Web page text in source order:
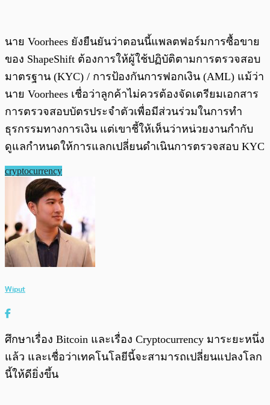
นาย Voorhees ยังยืนยันว่าตอนนี้แพลตฟอร์มการซื้อขาย
ของ ShapeShift ต้องการให้ผู้ใช้ปฏิบัติตามการตรวจสอบ
มาตรฐาน (KYC) / การป้องกันการฟอกเงิน (AML) แม้ว่า
นาย Voorhees เชื่อว่าลูกค้าไม่ควรต้องจัดเตรียมเอกสาร
การตรวจสอบบัตรประจำตัวเพื่อมีส่วนร่วมในการทำ
ธุรกรรมทางการเงิน แต่เขาชี้ให้เห็นว่าหน่วยงานกำกับ
ดูแลกำหนดให้การแลกเปลี่ยนดำเนินการตรวจสอบ KYC
cryptocurrency
Wiput
ศึกษาเรื่อง Bitcoin และเรื่อง Cryptocurrency มาระยะหนึ่ง
แล้ว และเชื่อว่าเทคโนโลยีนี้จะสามารถเปลี่ยนแปลงโลก
นี้ให้ดียิ่งขึ้น